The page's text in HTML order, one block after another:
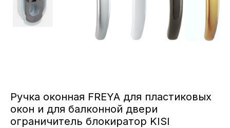
Ручка оконная FREYA для пластиковых
окон и для балконной двери
ограничитель блокиратор KISI